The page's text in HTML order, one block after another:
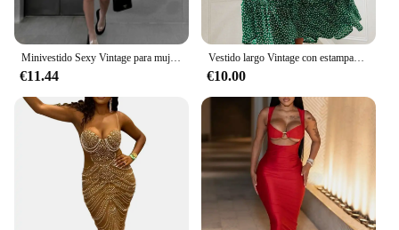
€11.44
Vestido largo Vintage con estampado floral, prenda de manga abullonada, cuello cuadrado, informal, para playa, Verano
€10.00